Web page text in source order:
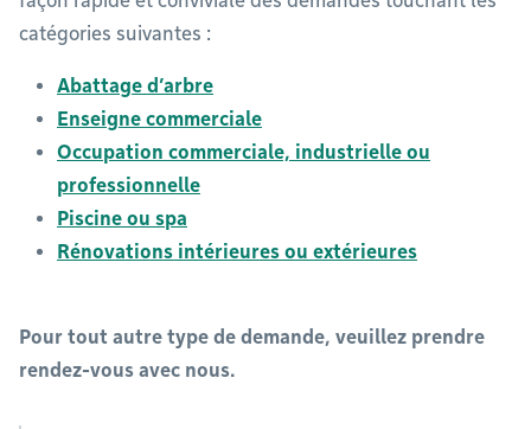
catégories suivantes :
Abattage d’arbre
Enseigne commerciale
Occupation commerciale, industrielle ou
professionnelle
Piscine ou spa
Rénovations intérieures ou extérieures
Pour tout autre type de demande, veuillez prendre
rendez-vous avec nous.